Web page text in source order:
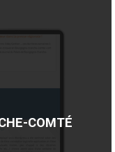
COMTÉ